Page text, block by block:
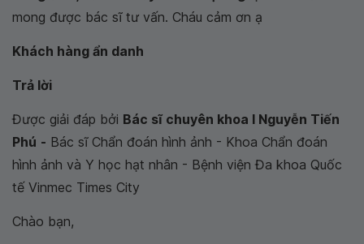
mong được bác sĩ tư vấn. Cháu cảm ơn ạ
Khách hàng ẩn danh
Trả lời
Được giải đáp bởi Bác sĩ chuyên khoa I Nguyễn Tiến
Phú - Bác sĩ Chẩn đoán hình ảnh - Khoa Chẩn đoán
hình ảnh và Y học hạt nhân - Bệnh viện Đa khoa Quốc
tế Vinmec Times City
Chào bạn,